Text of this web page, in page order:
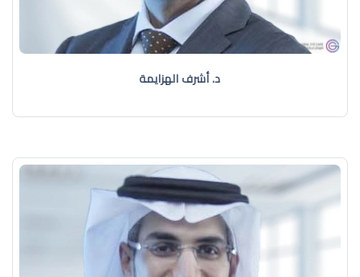
د. أشرف الهزايمة